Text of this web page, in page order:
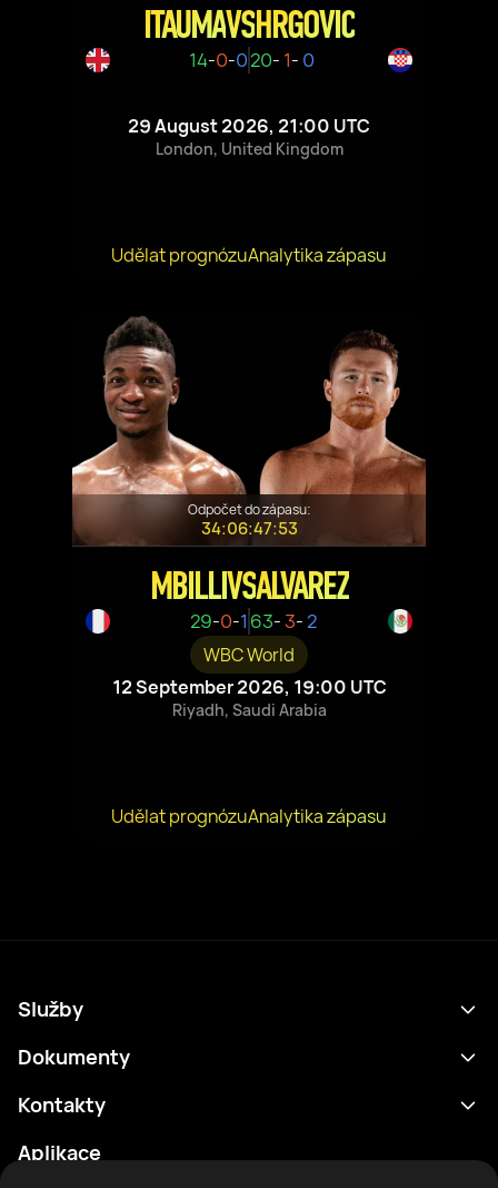
ITAUMAVSHRGOVIC
14-0-020- 1- 0
29 August 2026, 21:00 UTC
London, United Kingdom
Udělat prognózuAnalytika zápasu
Odpočet do zápasu:
34:06:47:53
MBILLIVSALVAREZ
29-0-1 63-3- 2
WBC World
12 September 2026, 19:00 UTC
Riyadh, Saudi Arabia
Udělat prognózuAnalytika zápasu
Služby
Program
Boxeři
Dokumenty
Zásady ochrany osobních údajů
Kontakty
support@rtfight.com
Aplikace